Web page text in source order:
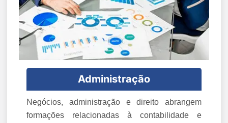
Administração
Negócios, administração e direito abrangem
formações relacionadas à contabilidade e